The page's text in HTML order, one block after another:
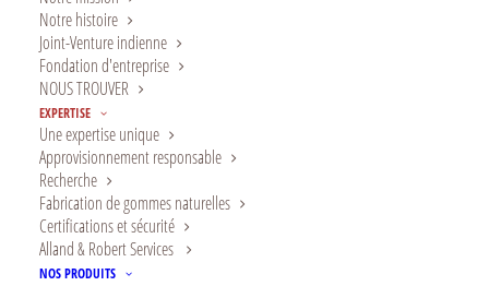
Notre histoire
Joint-Venture indienne
Fondation d'entreprise
NOUS TROUVER
EXPERTISE
Une expertise unique
Approvisionnement responsable
Recherche
Fabrication de gommes naturelles
Certifications et sécurité
Alland & Robert Services
NOS PRODUITS
Développez vos
produits avec nos
services d'innovation
et de R&D
Un accompagnement sur mesure pour
stimuler les projets d’innovation de nos